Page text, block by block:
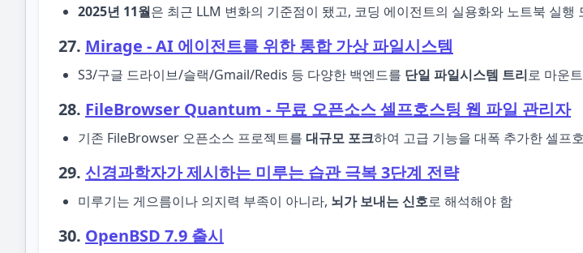
2025년 11월은 최근 LLM 변화의 기준점이 됐고, 코딩 에이전트의 실용화와 노트북 실행
27. Mirage - AI 에이전트를 위한 통합 가상 파일시스템
S3/구글 드라이브/슬랙/Gmail/Redis 등 다양한 백엔드를 단일 파일시스템 트리로 마운
28. FileBrowser Quantum - 무료 오픈소스 셀프호스팅 웹 파일 관리자
기존 FileBrowser 오픈소스 프로젝트를 대규모 포크하여 고급 기능을 대폭 추가한 셀프
29. 신경과학자가 제시하는 미루는 습관 극복 3단계 전략
미루기는 게으름이나 의지력 부족이 아니라, 뇌가 보내는 신호로 해석해야 함
30. OpenBSD 7.9 출시